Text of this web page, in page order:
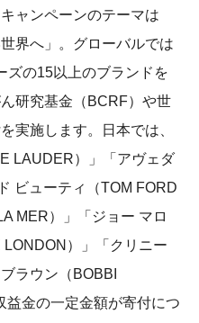
ャンペーンのテーマは
界へ」。グローバルでは
ズの15以上のブランドを
研究基金（BCRF）や世
実施します。日本では、
LAUDER）」「アヴェダ
ビューティ（TOM FORD
MER）」「ジョー マロ
）」「クリニー
ラウン（BOBBI
益金の一定金額が寄付につ